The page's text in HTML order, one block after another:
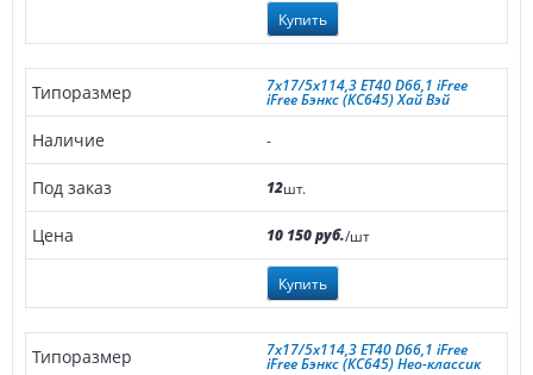
Купить
7x17/5x114,3 ET40 D66,1 iFree
iFree Бэнкс (КС645) Хай Вэй
-
12шт.
10 150 руб./шт
Купить
7x17/5x114,3 ET40 D66,1 iFree
iFree Бэнкс (КС645) Нео-классик